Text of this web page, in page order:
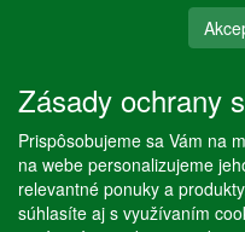
Naše služby
Servis
Predaj akváriových rýb
Predaj akváriových
Zásady ochrany
Prispôsobujeme sa Vám na
na webe personalizujeme
relevantné ponuky a
súhlasíte aj s využívaním